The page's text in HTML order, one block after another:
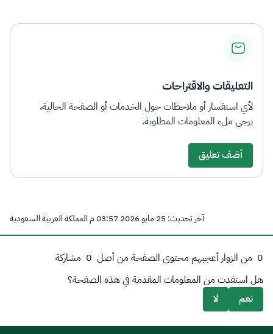
التعليقات والاقتراحات
لأي استفسار أو ملاحظات حول الخدمات أو الصفحة الحالية،
يرجى ملء المعلومات المطلوبة.
أضف تعليق
آخر تحديث: 25 مايو 2026 03:57 م المملكة العربية السعودية
0 من الزوار أعجبهم محتوى الصفحة من أصل 0 مشاركة
هل استفدت من المعلومات المقدمة في هذه الصفحة؟
نعم
لا